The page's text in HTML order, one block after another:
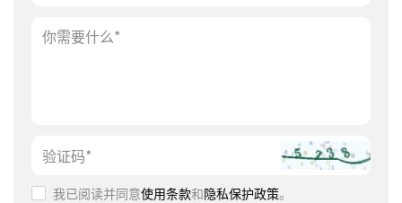
我已阅读并同意使用条款和隐私保护政策。